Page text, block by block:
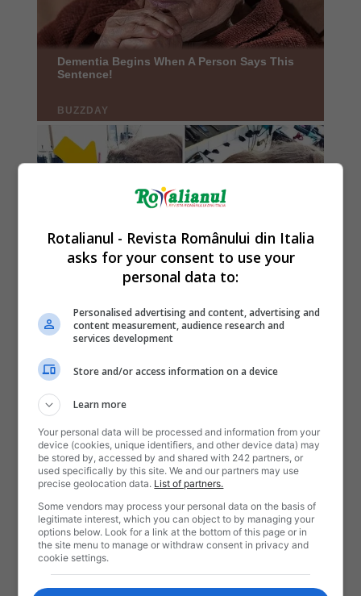
Rotalianul - Revista Românului din Italia
asks for your consent to use your
personal data to:
Personalised advertising and content, advertising and
content measurement, audience research and
services development
Store and/or access information on a device
Learn more
Your personal data will be processed and information from your
device (cookies, unique identifiers, and other device data) may
be stored by, accessed by and shared with 242 partners, or
used specifically by this site. We and our partners may use
precise geolocation data. List of partners.
Some vendors may process your personal data on the basis of
legitimate interest, which you can object to by managing your
options below. Look for a link at the bottom of this page or in
the site menu to manage or withdraw consent in privacy and
cookie settings.